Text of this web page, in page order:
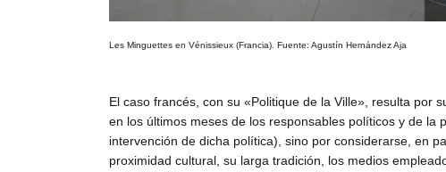
Les Minguettes en Vénissieux (Francia). Fuente: Agustín Hernández Aja
El caso francés, con su «Politique de la Ville», resulta por
en los últimos meses de los responsables políticos y de la
intervención de dicha política), sino por considerarse, en
proximidad cultural, su larga tradición, los medios